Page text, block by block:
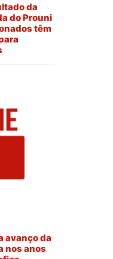
da
do Prouni
têm
avanço da
nos anos